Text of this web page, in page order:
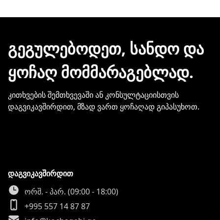
ჩვენთან პროდუქციის შეძენისთვის არ
მონაცემების და სხვა პირადი
ინფორმაციის გაზიარება.
ᲒᲔᲒᲣᲚᲔᲑᲝᲓᲔᲗ, ᲡᲐᲜᲓᲝ ᲓᲐ
ᲧᲝᲩᲐᲦ ᲛᲝᲛᲛᲐᲠᲐᲒᲔᲑᲚᲐᲓ.
კითხვების შემთხვევაში ან კონსულტაციისთვის
დაგვიკავშირდით, მზად ვართ ყოჩაღად გიპასუხოთ.
დაგვიკავშირდით
ორშ. - პარ. (09:00 - 18:00)
+995 557 14 87 87